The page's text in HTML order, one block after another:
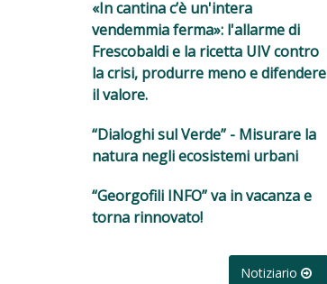
«In cantina c’è un'intera
vendemmia ferma»: l'allarme di
Frescobaldi e la ricetta UIV contro
la crisi, produrre meno e difendere
il valore.
“Dialoghi sul Verde” - Misurare la
natura negli ecosistemi urbani
“Georgofili INFO” va in vacanza e
torna rinnovato!
Notiziario